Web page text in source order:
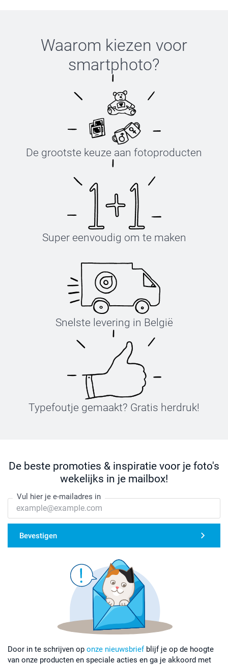
Waarom kiezen voor
smartphoto?
De grootste keuze aan fotoproducten
Super eenvoudig om te maken
Snelste levering in België
Typefoutje gemaakt? Gratis herdruk!
De beste promoties & inspiratie voor je foto's
wekelijks in je mailbox!
Vul hier je e-mailadres in
Bevestigen
Door in te schrijven op onze nieuwsbriefblijf je op de hoogte
van onze producten en speciale acties en ga je akkoord met